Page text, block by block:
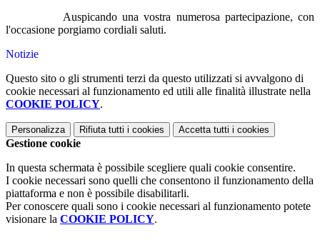
Auspicando una vostra numerosa partecipazione, con
l'occasione porgiamo cordiali saluti.
Notizie
Questo sito o gli strumenti terzi da questo utilizzati si avvalgono di
cookie necessari al funzionamento ed utili alle finalità illustrate nella
COOKIE POLICY.
Personalizza Rifiuta tutti i cookies Accetta tutti i cookies
Gestione cookie
In questa schermata è possibile scegliere quali cookie consentire.
I cookie necessari sono quelli che consentono il funzionamento della
piattaforma e non è possibile disabilitarli.
Per conoscere quali sono i cookie necessari al funzionamento potete
visionare la COOKIE POLICY.